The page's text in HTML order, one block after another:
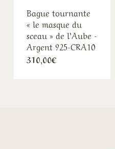
Bague tournante
« le masque du
sceau » de l’Aube -
Argent 925-CRA10
310,00€